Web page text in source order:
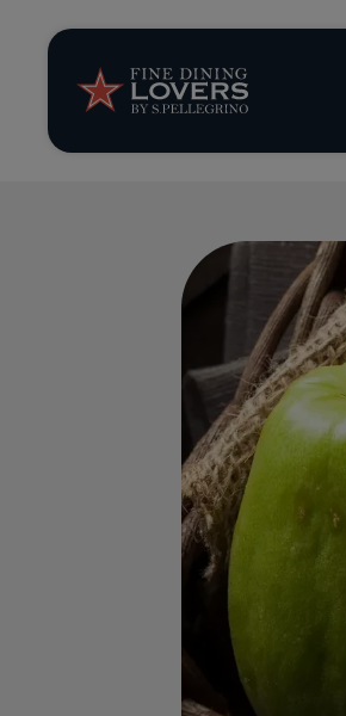
Storie
Ricette
Serie